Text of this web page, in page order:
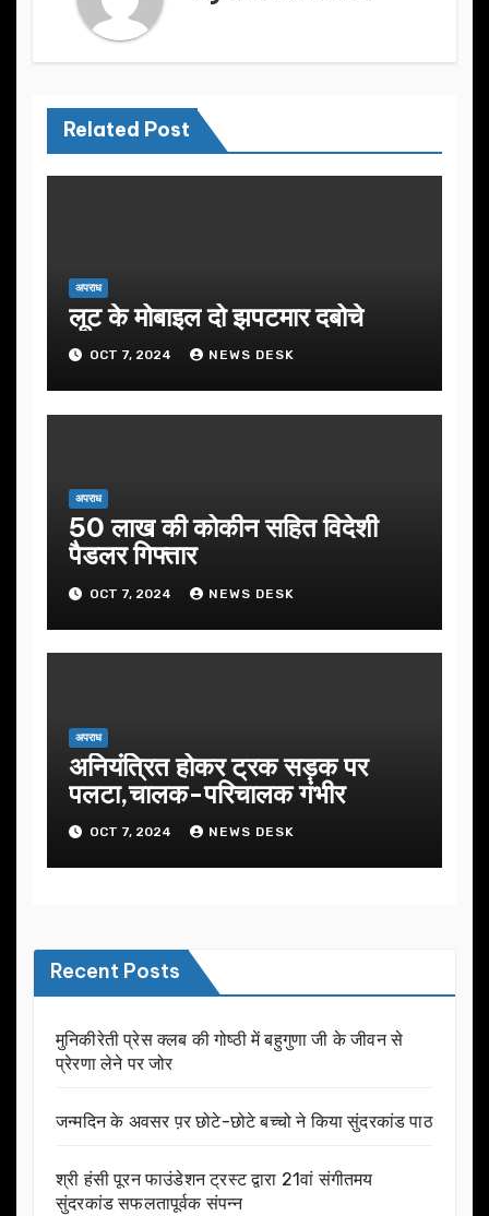
Related Post
अपराध
लूट के मोबाइल दो झपटमार दबोचे
OCT 7, 2024 NEWS DESK
अपराध
50 लाख की कोकीन सहित विदेशी
पैडलर गिफ्तार
OCT 7, 2024 NEWS DESK
अपराध
अनियंत्रित होकर ट्रक सड़क पर
पलटा,चालक-परिचालक गंभीर
OCT 7, 2024 NEWS DESK
Recent Posts
मुनिकीरेती प्रेस क्लब की गोष्ठी में बहुगुणा जी के जीवन से
प्रेरणा लेने पर जोर
जन्मदिन के अवसर प़र छोटे-छोटे बच्चो ने किया सुंदरकांड पाठ
श्री हंसी पूरन फाउंडेशन ट्रस्ट द्वारा 21वां संगीतमय
सुंदरकांड सफलतापूर्वक संपन्न